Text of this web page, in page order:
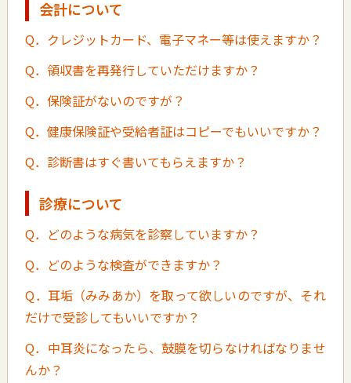
会計について
Q．クレジットカード、電子マネー等は使えますか？
Q．領収書を再発行していただけますか？
Q．保険証がないのですが？
Q．健康保険証や受給者証はコピーでもいいですか？
Q．診断書はすぐ書いてもらえますか？
診療について
Q．どのような病気を診察していますか？
Q．どのような検査ができますか？
Q．耳垢（みみあか）を取って欲しいのですが、それ
だけで受診してもいいですか？
Q．中耳炎になったら、鼓膜を切らなければなりませ
んか？